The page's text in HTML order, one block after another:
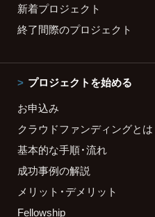
新着プロジェクト
終了間際のプロジェクト
プロジェクトを始める
お申込み
クラウドファンディングとは
基本的な手順・流れ
成功事例の解説
メリット・デメリット
Fellowship